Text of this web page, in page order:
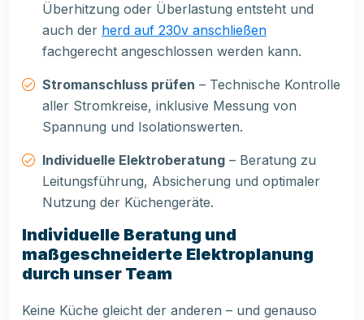
Überhitzung oder Überlastung entsteht und
auch der herd auf 230v anschließen
fachgerecht angeschlossen werden kann.
Stromanschluss prüfen – Technische Kontrolle
aller Stromkreise, inklusive Messung von
Spannung und Isolationswerten.
Individuelle Elektroberatung – Beratung zu
Leitungsführung, Absicherung und optimaler
Nutzung der Küchengeräte.
Individuelle Beratung und
maßgeschneiderte Elektroplanung
durch unser Team
Keine Küche gleicht der anderen – und genauso